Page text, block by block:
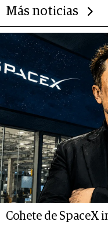
Más noticias
Cohete de SpaceX